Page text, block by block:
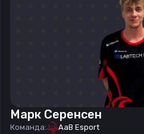
Марк Серенсен
Команда: AaB Esport